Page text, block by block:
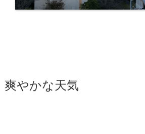
爽やかな天気